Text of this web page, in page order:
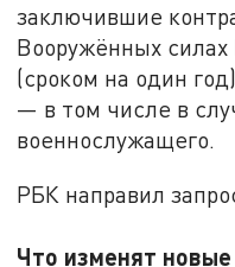
заключившие
Вооружённых
(сроком на один
— в том числе в
военнослужащего.
РБК направил
Что изменят